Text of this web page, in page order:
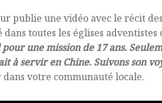
publie une vidéo avec le récit
toutes les églises
une mission de 17 ans.
à servir en Chine. Suivons son
votre communauté locale.